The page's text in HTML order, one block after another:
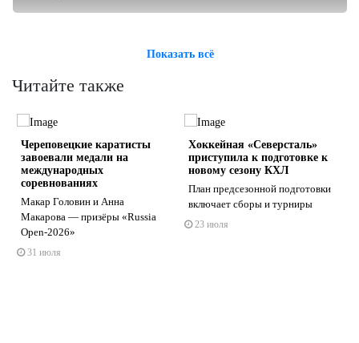
Показать всё
Читайте также
Череповецкие каратисты
завоевали медали на
международных
соревнованиях
Макар Головин и Анна
Макарова — призёры «Russia
Open-2026»
31 июля
Хоккейная «Северсталь»
приступила к подготовке к
новому сезону КХЛ
План предсезонной подготовки
включает сборы и турниры
23 июля